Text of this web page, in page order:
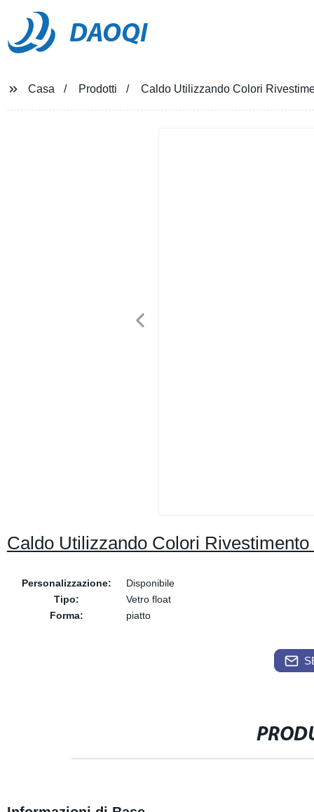
DAOQI
Casa Prodotti Caldo Utilizzando Colori
Caldo Utilizzando Colori
Personalizzazione:
Disponibile
Tipo:
Vetro float
Forma:
piatto